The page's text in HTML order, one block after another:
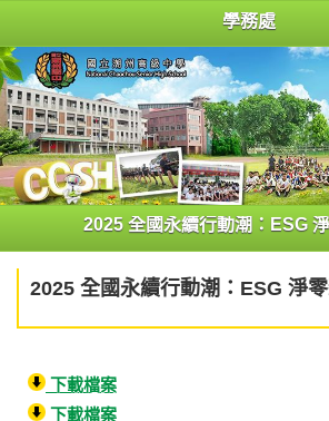
學務處
2025 全國永續行動潮：ESG
2025 全國永續行動潮：ESG 淨
下載檔案
下載檔案